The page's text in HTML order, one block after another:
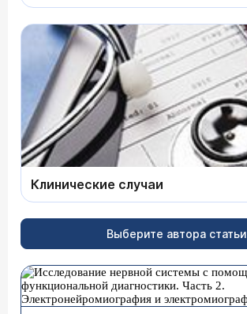
Клинические случаи
Выберите автора статьи